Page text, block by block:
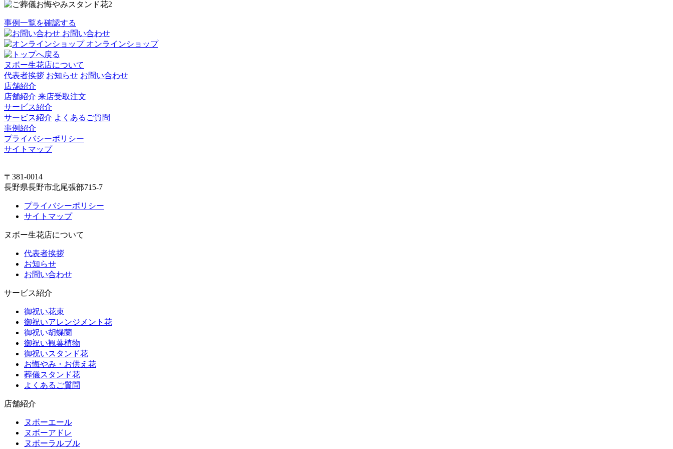
事例一覧を確認する
お問い合わせ
オンラインショップ
ヌボー生花店について
代表者挨拶 お知らせ お問い合わせ
店舗紹介
店舗紹介 来店受取注文
サービス紹介
サービス紹介 よくあるご質問
事例紹介
プライバシーポリシー
サイトマップ
〒381-0014
長野県長野市北尾張部715-7
プライバシーポリシー
サイトマップ
ヌボー生花店について
代表者挨拶
お知らせ
お問い合わせ
サービス紹介
御祝い花束
御祝いアレンジメント花
御祝い胡蝶蘭
御祝い観葉植物
御祝いスタンド花
お悔やみ・お供え花
葬儀スタンド花
よくあるご質問
店舗紹介
ヌボーエール
ヌボーアドレ
ヌボーラルブル